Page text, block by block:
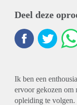
Deel deze
Ik ben een
ervoor gekozen om
opleiding te volgen.